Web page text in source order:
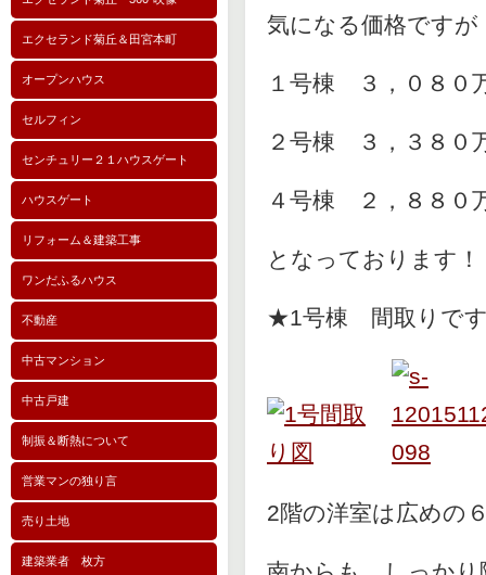
エクセランド菊丘＆田宮本町
オープンハウス
セルフィン
センチュリー２１ハウスゲート
ハウスゲート
リフォーム＆建築工事
ワンだふるハウス
不動産
中古マンション
中古戸建
制振＆断熱について
営業マンの独り言
売り土地
建築業者 枚方
気になる価格ですが
１号棟 ３，０８０
２号棟 ３，３８０
４号棟 ２，８８０
となっております！
★1号棟 間取りで
2階の洋室は広めの